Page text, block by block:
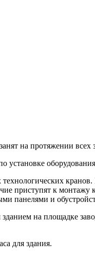
на протяжении
приступят к
панелями и
на площадке
для здания.